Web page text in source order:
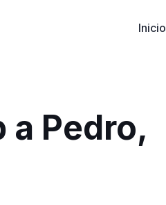
Inicio
a Pedro,